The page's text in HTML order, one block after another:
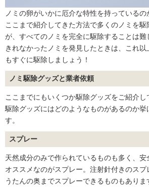
ノミの卵がいかに厄介な特性を持っているの
ここまで紹介してきた方法で多くのノミを
が、すべてのノミを完全に駆除することは難
きれなかったノミを発見したときは、これ以
もすぐに駆除しましょう！
ノミ駆除グッズと業者依頼
ここまでにもいくつか駆除グッズをご紹介
駆除グッズにはどのようなものがあるのか挙
す。
スプレー
天然成分のみで作られているものも多く、安
オススメなのがスプレー。注射針付きのスプ
うたんの奥までスプレーできるものもあり